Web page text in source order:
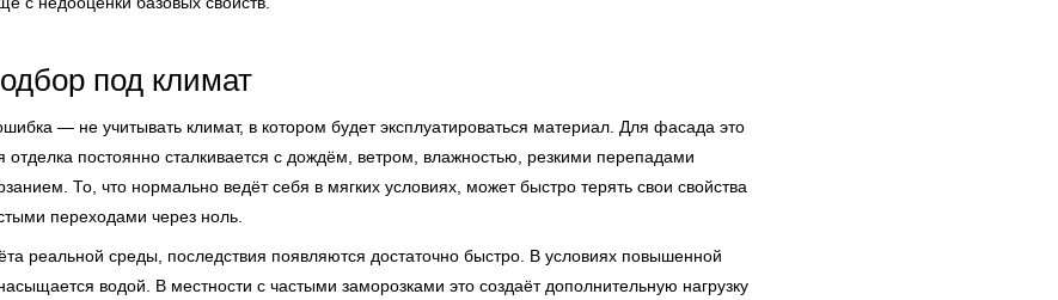
под климат
— не учитывать климат, в котором будет эксплуатироваться материал. Для фасада это
отделка постоянно сталкивается с дождём, ветром, влажностью, резкими перепадами
То, что нормально ведёт себя в мягких условиях, может быстро терять свои свойства
переходами через ноль.
реальной среды, последствия появляются достаточно быстро. В условиях повышенной
водой. В местности с частыми заморозками это создаёт дополнительную нагрузку